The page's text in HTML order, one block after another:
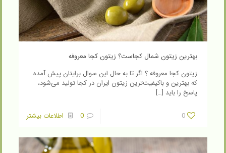
بهترین زیتون شمال کجاست؟ زیتون کجا معروفه
زیتون کجا معروفه ؟ اگر تا به حال این سوال برایتان پیش آمده
که بهترین و باکیفیت‌ترین زیتون ایران در کجا تولید می‌شود،
پاسخ را باید […]
0
0 اطلاعات بیشتر